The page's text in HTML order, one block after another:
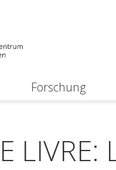
Forschung